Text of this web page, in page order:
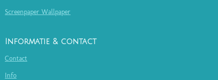
Screenpaper Wallpaper
Informatie & contact
Contact
Info